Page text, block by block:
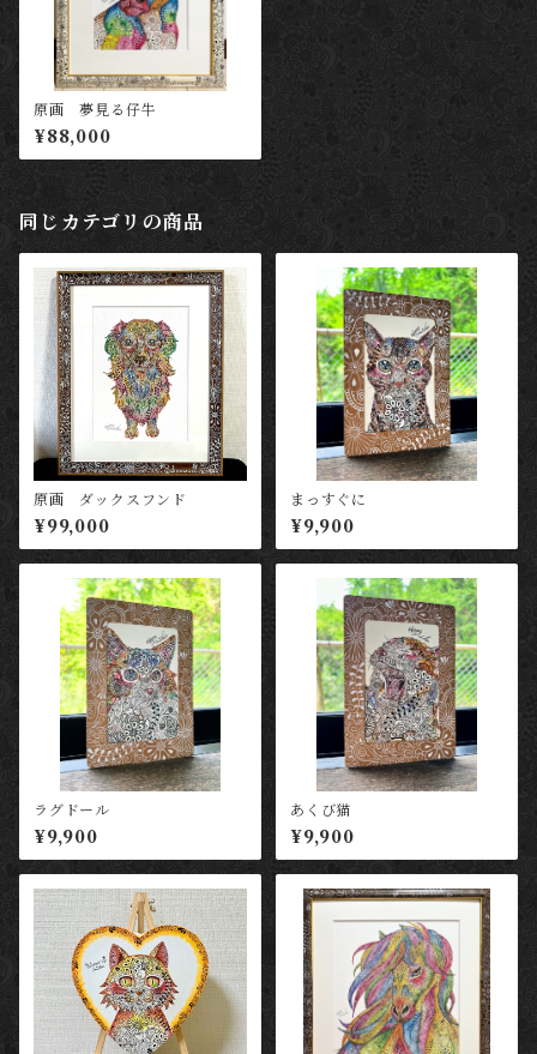
原画 夢見る仔牛
¥88,000
同じカテゴリの商品
原画 ダックスフンド
¥99,000
まっすぐに
¥9,900
ラグドール
¥9,900
あくび猫
¥9,900